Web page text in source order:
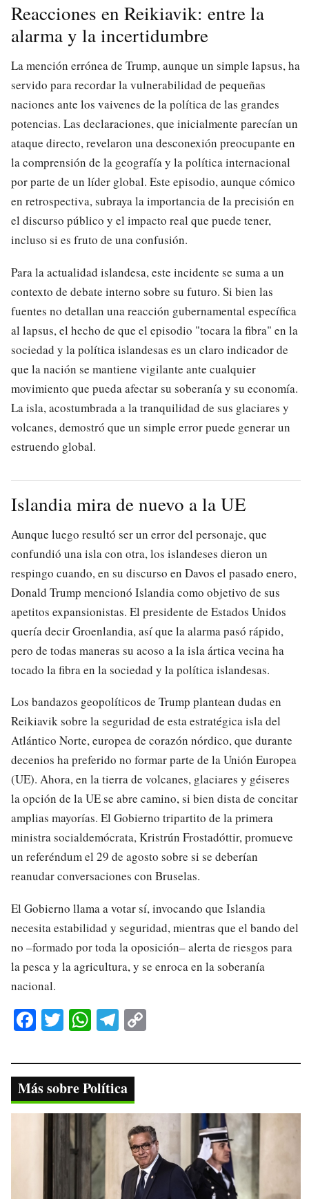
Reacciones en Reikiavik: entre la
alarma y la incertidumbre
La mención errónea de Trump, aunque un simple lapsus, ha
servido para recordar la vulnerabilidad de pequeñas
naciones ante los vaivenes de la política de las grandes
potencias. Las declaraciones, que inicialmente parecían un
ataque directo, revelaron una desconexión preocupante en
la comprensión de la geografía y la política internacional
por parte de un líder global. Este episodio, aunque cómico
en retrospectiva, subraya la importancia de la precisión en
el discurso público y el impacto real que puede tener,
incluso si es fruto de una confusión.
Para la actualidad islandesa, este incidente se suma a un
contexto de debate interno sobre su futuro. Si bien las
fuentes no detallan una reacción gubernamental específica
al lapsus, el hecho de que el episodio "tocara la fibra" en la
sociedad y la política islandesas es un claro indicador de
que la nación se mantiene vigilante ante cualquier
movimiento que pueda afectar su soberanía y su economía.
La isla, acostumbrada a la tranquilidad de sus glaciares y
volcanes, demostró que un simple error puede generar un
estruendo global.
Islandia mira de nuevo a la UE
Aunque luego resultó ser un error del personaje, que
confundió una isla con otra, los islandeses dieron un
respingo cuando, en su discurso en Davos el pasado enero,
Donald Trump mencionó Islandia como objetivo de sus
apetitos expansionistas. El presidente de Estados Unidos
quería decir Groenlandia, así que la alarma pasó rápido,
pero de todas maneras su acoso a la isla ártica vecina ha
tocado la fibra en la sociedad y la política islandesas.
Los bandazos geopolíticos de Trump plantean dudas en
Reikiavik sobre la seguridad de esta estratégica isla del
Atlántico Norte, europea de corazón nórdico, que durante
decenios ha preferido no formar parte de la Unión Europea
(UE). Ahora, en la tierra de volcanes, glaciares y géiseres
la opción de la UE se abre camino, si bien dista de concitar
amplias mayorías. El Gobierno tripartito de la primera
ministra socialdemócrata, Kristrún Frostadóttir, promueve
un referéndum el 29 de agosto sobre si se deberían
reanudar conversaciones con Bruselas.
El Gobierno llama a votar sí, invocando que Islandia
necesita estabilidad y seguridad, mientras que el bando del
no –formado por toda la oposición– alerta de riesgos para
la pesca y la agricultura, y se enroca en la soberanía
nacional.
Fa
bo
ok
T
tte
r
W
ts
A
pp
Te
gr
a
m
y
nk
Más sobre Política